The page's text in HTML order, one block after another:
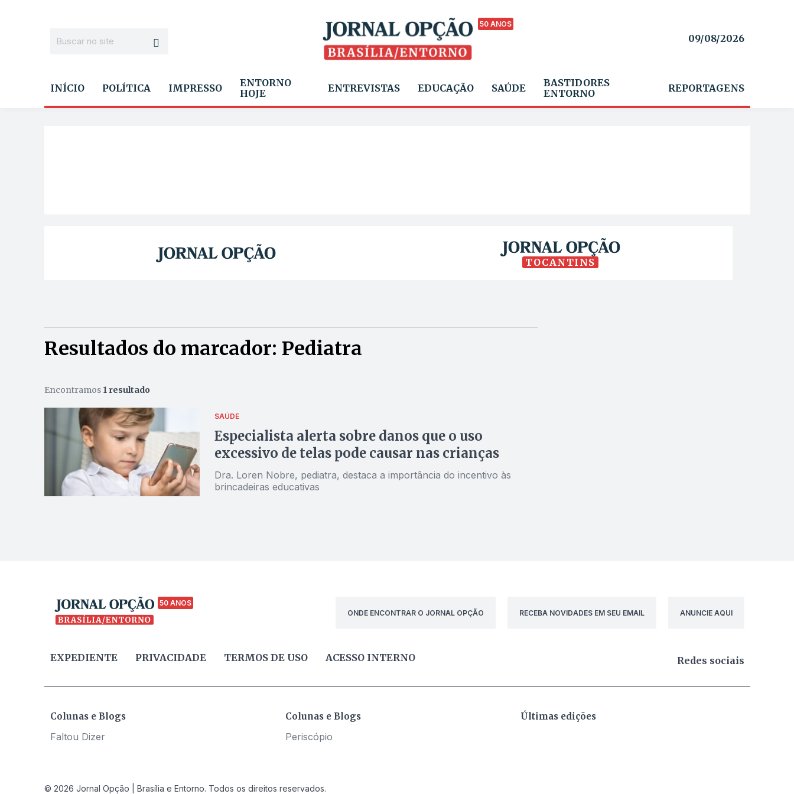
50 ANOS
09/08/2026
INÍCIO POLÍTICA IMPRESSO
ENTORNO
HOJE
ENTREVISTAS EDUCAÇÃO SAÚDE
BASTIDORES
ENTORNO
REPORTAGENS
TOCANTINS
Resultados do marcador: Pediatra
Encontramos 1 resultado
SAÚDE
Especialista alerta sobre danos que o uso
excessivo de telas pode causar nas crianças
Dra. Loren Nobre, pediatra, destaca a importância do incentivo às
brincadeiras educativas
50 ANOS
ONDE ENCONTRAR O JORNAL OPÇÃO
RECEBA NOVIDADES EM SEU EMAIL ANUNCIE AQUI
EXPEDIENTE PRIVACIDADE TERMOS DE USO ACESSO INTERNO Redes sociais
Colunas e Blogs
Faltou Dizer
Colunas e Blogs
Periscópio
Últimas edições
© 2026 Jornal Opção | Brasília e Entorno. Todos os direitos reservados.